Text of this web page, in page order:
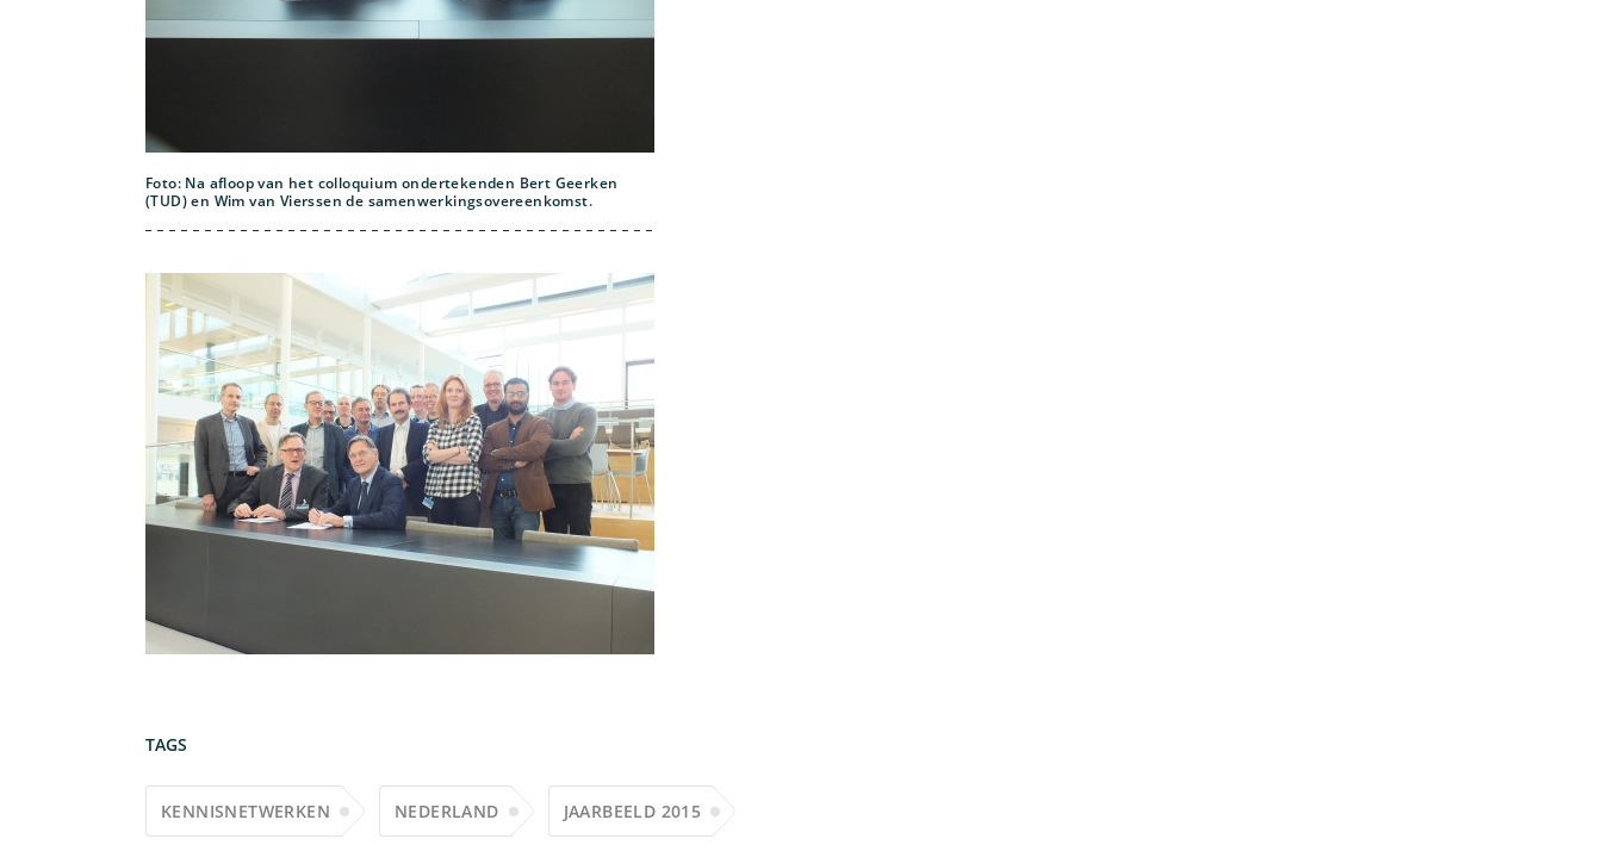
Foto: Na afloop van het colloquium ondertekenden Bert Geerken
(TUD) en Wim van Vierssen de samenwerkingsovereenkomst.
TAGS
KENNISNETWERKEN NEDERLAND JAARBEELD 2015